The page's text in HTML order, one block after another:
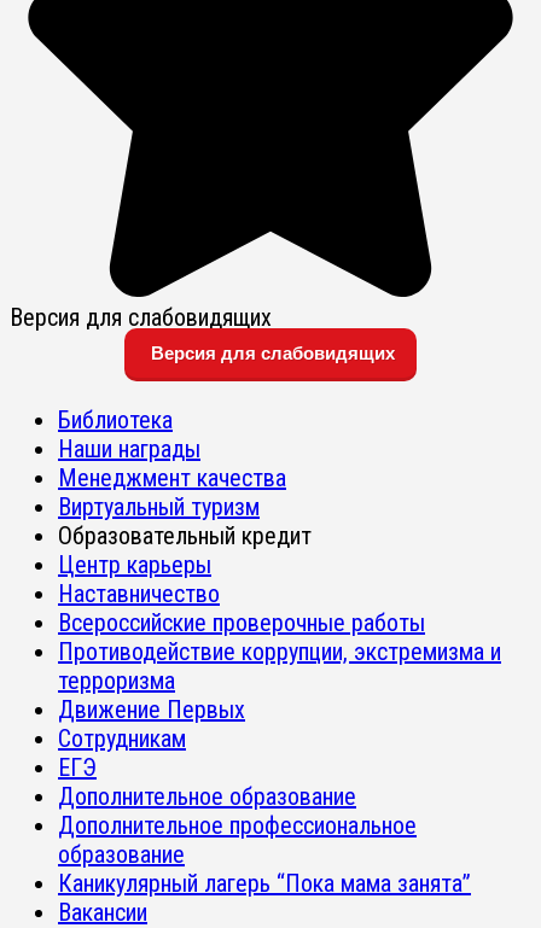
Версия для слабовидящих
Версия для слабовидящих
Библиотека
Наши награды
Менеджмент качества
Виртуальный туризм
Образовательный кредит
Центр карьеры
Наставничество
Всероссийские проверочные работы
Противодействие коррупции, экстремизма и
терроризма
Движение Первых
Сотрудникам
ЕГЭ
Дополнительное образование
Дополнительное профессиональное
образование
Каникулярный лагерь “Пока мама занята”
Вакансии